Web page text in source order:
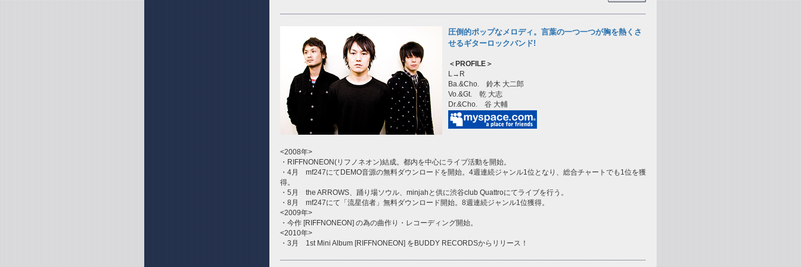
圧倒的ポップなメロディ。言葉の一つ一つが胸を熱くさ
せるギターロックバンド!
＜PROFILE＞
L→R
Ba.&Cho. 鈴木 大二郎
Vo.&Gt. 乾 大志
Dr.&Cho. 谷 大輔
<2008年>
・RIFFNONEON(リフノネオン)結成。都内を中心にライブ活動を開始。
・4月 mf247にてDEMO音源の無料ダウンロードを開始。4週連続ジャンル1位となり、総合チャートでも1位を獲
得。
・5月 the ARROWS、踊り場ソウル、minjahと供に渋谷club Quattroにてライブを行う。
・8月 mf247にて「流星信者」無料ダウンロード開始。8週連続ジャンル1位獲得。
<2009年>
・今作 [RIFFNONEON] の為の曲作り・レコーディング開始。
<2010年>
・3月 1st Mini Album [RIFFNONEON] をBUDDY RECORDSからリリース！